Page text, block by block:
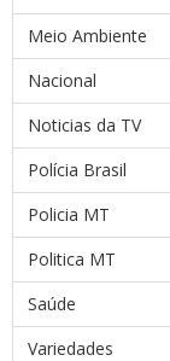
Meio Ambiente
Nacional
Noticias da TV
Polícia Brasil
Policia MT
Politica MT
Saúde
Variedades